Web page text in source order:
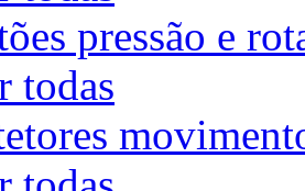
pressão e
todas